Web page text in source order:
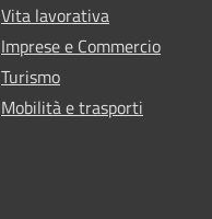
Vita lavorativa
Imprese e Commercio
Turismo
Mobilità e trasporti